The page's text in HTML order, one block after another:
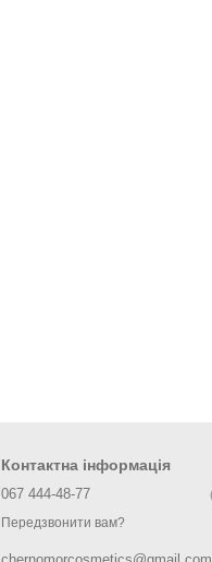
Контактна інформація
067 444-48-77
Передзвонити вам?